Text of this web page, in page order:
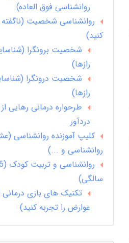
روانشناسی فوق العاده)
روانشناسی شخصیت
کنید)
شخصیت برونگرا
رازها)
شخصیت درونگرا
رازها)
طرحواره درمانی رهایی
دردآور
کلیپ آموزنده روانشناسی
روانشناسی و ...)
سالگی)
تکنیک های بازی
عوارض را تجربه کنید)